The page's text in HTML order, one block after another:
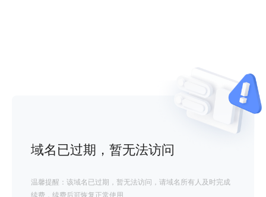
域名已过期，暂无法访问
温馨提醒：该域名已过期，暂无法访问，请域名所有人及时完成
续费，续费后可恢复正常使用